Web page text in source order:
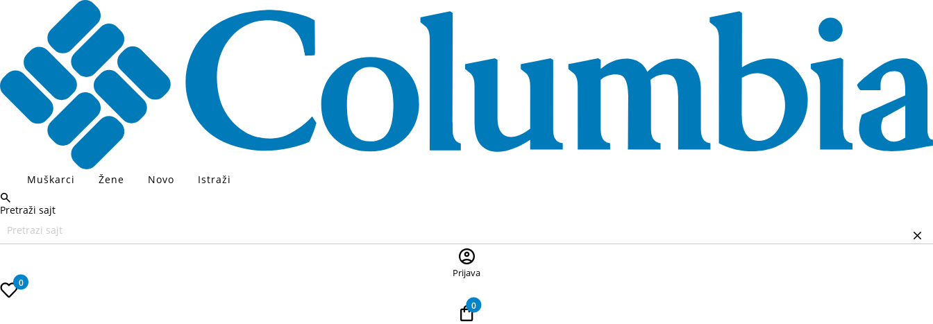
Muškarci Žene Novo Istraži
Pretraži sajt
Unesite željeni pojam za pretragu, koristite Tab za navigaciju kroz ponuđene proizvode, pritisnite Escape za zatvaranje pretrage
Prijava
0
0